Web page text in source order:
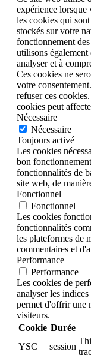
expérience lorsque
les cookies qui
stockés sur votre
fonctionnement
utilisons également
analyser et à
Ces cookies ne
votre
refuser ces
cookies peut
Nécessaire
Nécessaire
Toujours activé
Les cookies
bon
fonctionnalités de
site web, de
Fonctionnel
Fonctionnel
Les cookies
fonctionnalités
les plateformes de
commentaires et
Performance
Performance
Les cookies de
analyser les
permet d'offrir une
visiteurs.
Cookie Durée
YSC
session